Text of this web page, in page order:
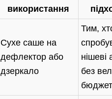
використання
Сухе саше на
дефлектор або
дзеркало
Тим,
нішеві
без